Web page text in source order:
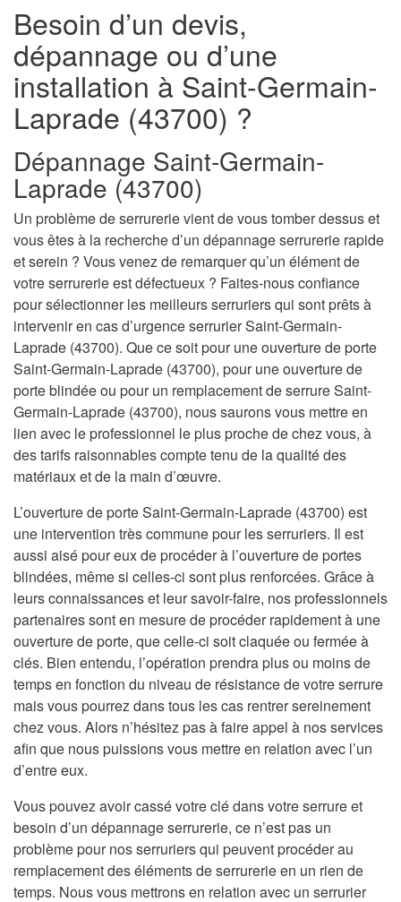
Besoin d’un devis,
dépannage ou d’une
installation à Saint-Germain-
Laprade (43700) ?
Dépannage Saint-Germain-
Laprade (43700)
Un problème de serrurerie vient de vous tomber dessus et
vous êtes à la recherche d’un dépannage serrurerie rapide
et serein ? Vous venez de remarquer qu’un élément de
votre serrurerie est défectueux ? Faites-nous confiance
pour sélectionner les meilleurs serruriers qui sont prêts à
intervenir en cas d’urgence serrurier Saint-Germain-
Laprade (43700). Que ce soit pour une ouverture de porte
Saint-Germain-Laprade (43700), pour une ouverture de
porte blindée ou pour un remplacement de serrure Saint-
Germain-Laprade (43700), nous saurons vous mettre en
lien avec le professionnel le plus proche de chez vous, à
des tarifs raisonnables compte tenu de la qualité des
matériaux et de la main d’œuvre.
L’ouverture de porte Saint-Germain-Laprade (43700) est
une intervention très commune pour les serruriers. Il est
aussi aisé pour eux de procéder à l’ouverture de portes
blindées, même si celles-ci sont plus renforcées. Grâce à
leurs connaissances et leur savoir-faire, nos professionnels
partenaires sont en mesure de procéder rapidement à une
ouverture de porte, que celle-ci soit claquée ou fermée à
clés. Bien entendu, l’opération prendra plus ou moins de
temps en fonction du niveau de résistance de votre serrure
mais vous pourrez dans tous les cas rentrer sereinement
chez vous. Alors n’hésitez pas à faire appel à nos services
afin que nous puissions vous mettre en relation avec l’un
d’entre eux.
Vous pouvez avoir cassé votre clé dans votre serrure et
besoin d’un dépannage serrurerie, ce n’est pas un
problème pour nos serruriers qui peuvent procéder au
remplacement des éléments de serrurerie en un rien de
temps. Nous vous mettrons en relation avec un serrurier